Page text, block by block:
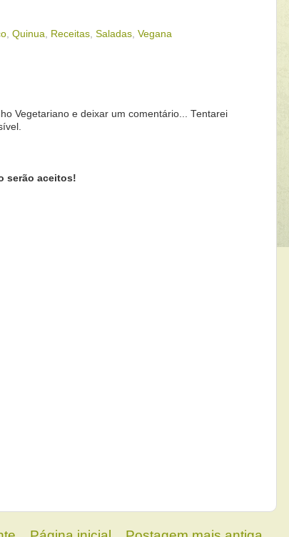
Quinua Receitas Saladas Vegana
Vegetariano e deixar um comentário... Tentarei
serão aceitos!